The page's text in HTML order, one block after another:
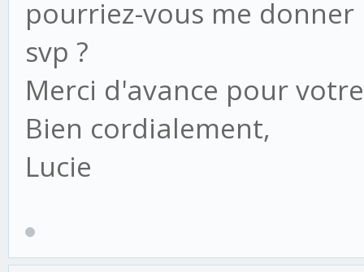
pourriez-vous me
svp ?
Merci d'avance pour
Bien cordialement,
Lucie